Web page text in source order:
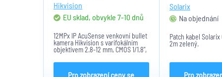
Hikvision
EU sklad, obvykle 7-10 dnů
12MPx IP AcuSense venkovní bullet
kamera Hikvision s varifokálním
objektivem 2.8-12 mm, CMOS 1/1.8",
citlivost 0,0008lux,
4608×2592@20fps,
H.265+/H.265/H.264+/H.264/MJPEG,
Pro zobrazení ceny se
C5E-155GR-2MB
Solarix
Na objednání
Patch kabel Solarix
2m zelený.
Pro